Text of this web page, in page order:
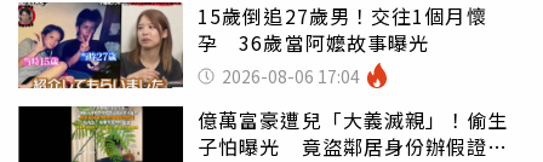
15歲倒追27歲男！交往1個月懷
孕 36歲當阿嬤故事曝光
2026-08-06 17:04
億萬富豪遭兒「大義滅親」！偷生
子怕曝光 竟盜鄰居身份辦假證落